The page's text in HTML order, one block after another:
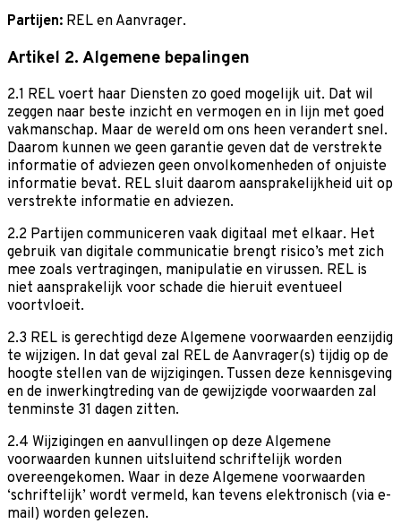
Partijen: REL en Aanvrager.
Artikel 2. Algemene bepalingen
2.1 REL voert haar Diensten zo goed mogelijk uit. Dat wil
zeggen naar beste inzicht en vermogen en in lijn met goed
vakmanschap. Maar de wereld om ons heen verandert snel.
Daarom kunnen we geen garantie geven dat de verstrekte
informatie of adviezen geen onvolkomenheden of onjuiste
informatie bevat. REL sluit daarom aansprakelijkheid uit op
verstrekte informatie en adviezen.
2.2 Partijen communiceren vaak digitaal met elkaar. Het
gebruik van digitale communicatie brengt risico’s met zich
mee zoals vertragingen, manipulatie en virussen. REL is
niet aansprakelijk voor schade die hieruit eventueel
voortvloeit.
2.3 REL is gerechtigd deze Algemene voorwaarden eenzijdig
te wijzigen. In dat geval zal REL de Aanvrager(s) tijdig op de
hoogte stellen van de wijzigingen. Tussen deze kennisgeving
en de inwerkingtreding van de gewijzigde voorwaarden zal
tenminste 31 dagen zitten.
2.4 Wijzigingen en aanvullingen op deze Algemene
voorwaarden kunnen uitsluitend schriftelijk worden
overeengekomen. Waar in deze Algemene voorwaarden
‘schriftelijk’ wordt vermeld, kan tevens elektronisch (via e-
mail) worden gelezen.